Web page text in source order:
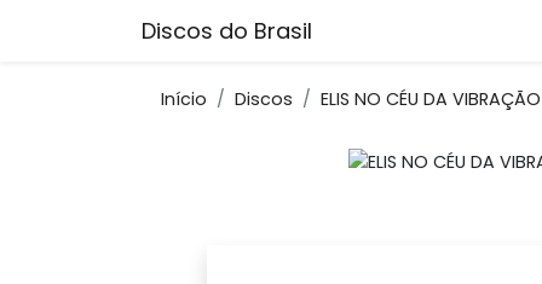
Discos do Brasil
Início Discos ELIS NO CÉU DA VIBRAÇÃO